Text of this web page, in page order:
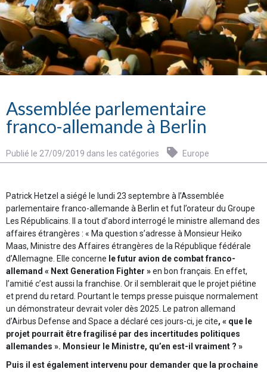
Assemblée parlementaire
franco-allemande à Berlin
Publié le 27/09/2019 dans les catégories Europe
Patrick Hetzel a siégé le lundi 23 septembre à l’Assemblée
parlementaire franco-allemande à Berlin et fut l’orateur du Groupe
Les Républicains. Il a tout d’abord interrogé le ministre allemand des
affaires étrangères : « Ma question s’adresse à Monsieur Heiko
Maas, Ministre des Affaires étrangères de la République fédérale
d’Allemagne. Elle concerne le futur avion de combat franco-
allemand « Next Generation Fighter »en bon français. En effet,
l’amitié c’est aussi la franchise. Or il semblerait que le projet piétine
et prend du retard. Pourtant le temps presse puisque normalement
un démonstrateur devrait voler dès 2025. Le patron allemand
d’Airbus Defense and Space a déclaré ces jours-ci, je cite, « que le
projet pourrait être fragilisé par des incertitudes politiques
allemandes ». Monsieur le Ministre, qu’en est-il vraiment ? »
Puis il est également intervenu pour demander que la prochaine